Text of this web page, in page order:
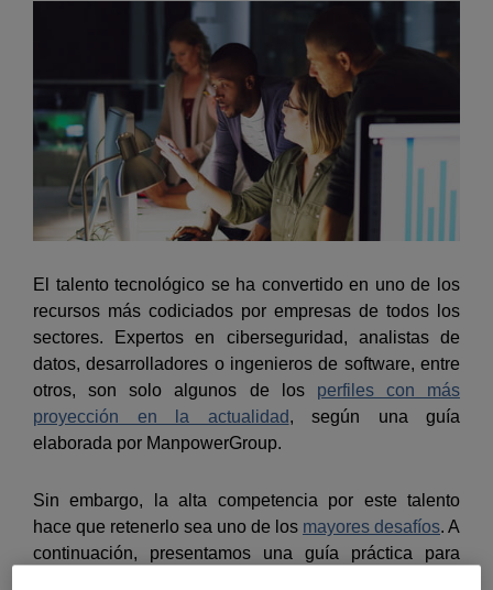
El talento tecnológico se ha convertido en uno de los
recursos más codiciados por empresas de todos los
sectores. Expertos en ciberseguridad, analistas de
datos, desarrolladores o ingenieros de software, entre
otros, son solo algunos de los perfiles con más
proyección en la actualidad, según una guía
elaborada por ManpowerGroup.
Sin embargo, la alta competencia por este talento
hace que retenerlo sea uno de los mayores desafíos. A
continuación, presentamos una guía práctica para